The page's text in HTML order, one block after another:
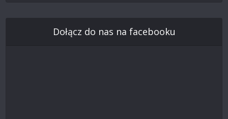
Dołącz do nas na facebooku